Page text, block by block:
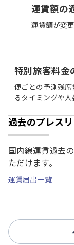
運賃額の
運賃額が変
特別旅客料金
便ごとの予測残
るタイミングや人
過去のプレス
国内線運賃過去
ただけます。
運賃届出一覧